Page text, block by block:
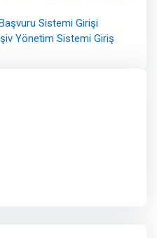
Sistemi Girişi
Yönetim Sistemi Giriş